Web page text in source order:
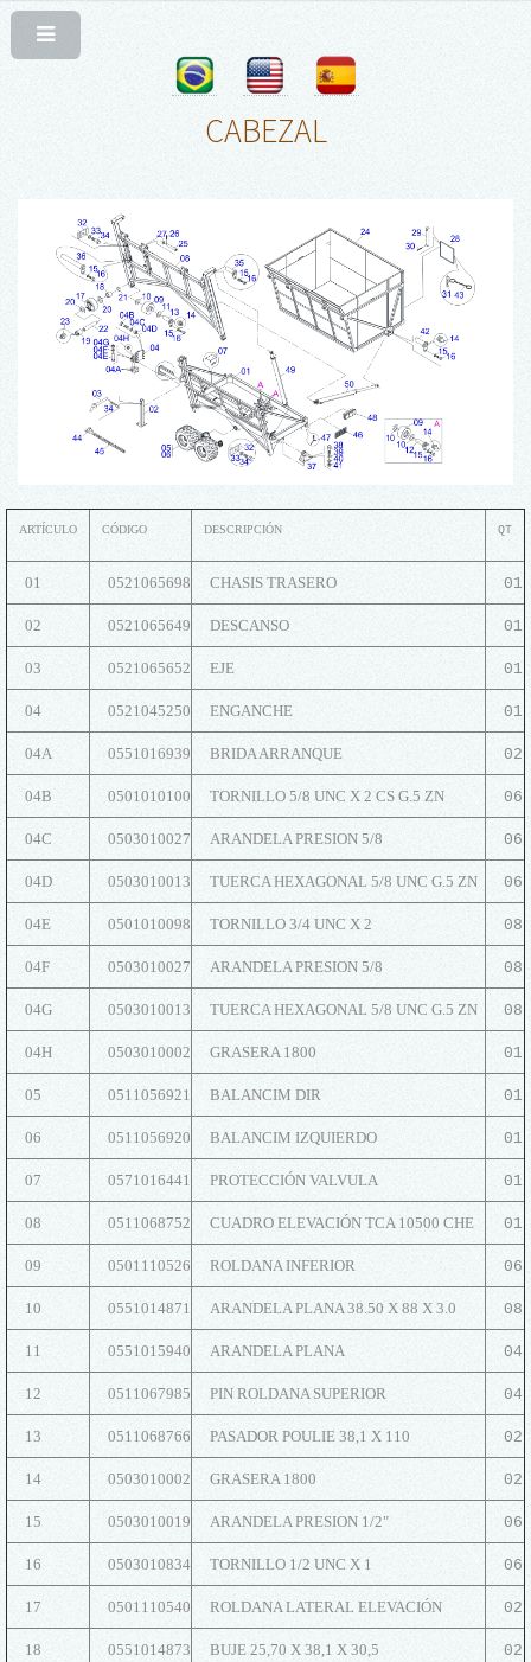
CABEZAL
ARTÍCULO CÓDIGO DESCRIPCIÓN QT
01 0521065698 CHASIS TRASERO 01
02 0521065649 DESCANSO 01
03 0521065652 EJE 01
04 0521045250 ENGANCHE 01
04A 0551016939 BRIDA ARRANQUE 02
04B 0501010100 TORNILLO 5/8 UNC X 2 CS G.5 ZN 06
04C 0503010027 ARANDELA PRESION 5/8 06
04D 0503010013 TUERCA HEXAGONAL 5/8 UNC G.5 ZN 06
04E 0501010098 TORNILLO 3/4 UNC X 2 08
04F 0503010027 ARANDELA PRESION 5/8 08
04G 0503010013 TUERCA HEXAGONAL 5/8 UNC G.5 ZN 08
04H 0503010002 GRASERA 1800 01
05 0511056921 BALANCIM DIR 01
06 0511056920 BALANCIM IZQUIERDO 01
07 0571016441 PROTECCIÓN VALVULA 01
08 0511068752 CUADRO ELEVACIÓN TCA 10500 CHE 01
09 0501110526 ROLDANA INFERIOR 06
10 0551014871 ARANDELA PLANA 38.50 X 88 X 3.0 08
11 0551015940 ARANDELA PLANA 04
12 0511067985 PIN ROLDANA SUPERIOR 04
13 0511068766 PASADOR POULIE 38,1 X 110 02
14 0503010002 GRASERA 1800 02
15 0503010019 ARANDELA PRESION 1/2" 06
16 0503010834 TORNILLO 1/2 UNC X 1 06
17 0501110540 ROLDANA LATERAL ELEVACIÓN 02
18 0551014873 BUJE 25,70 X 38,1 X 30,5 02